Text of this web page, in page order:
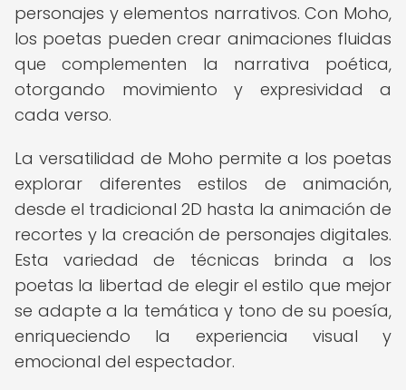
personajes y elementos narrativos. Con Moho,
los poetas pueden crear animaciones fluidas
que complementen la narrativa poética,
otorgando movimiento y expresividad a
cada verso.
La versatilidad de Moho permite a los poetas
explorar diferentes estilos de animación,
desde el tradicional 2D hasta la animación de
recortes y la creación de personajes digitales.
Esta variedad de técnicas brinda a los
poetas la libertad de elegir el estilo que mejor
se adapte a la temática y tono de su poesía,
enriqueciendo la experiencia visual y
emocional del espectador.